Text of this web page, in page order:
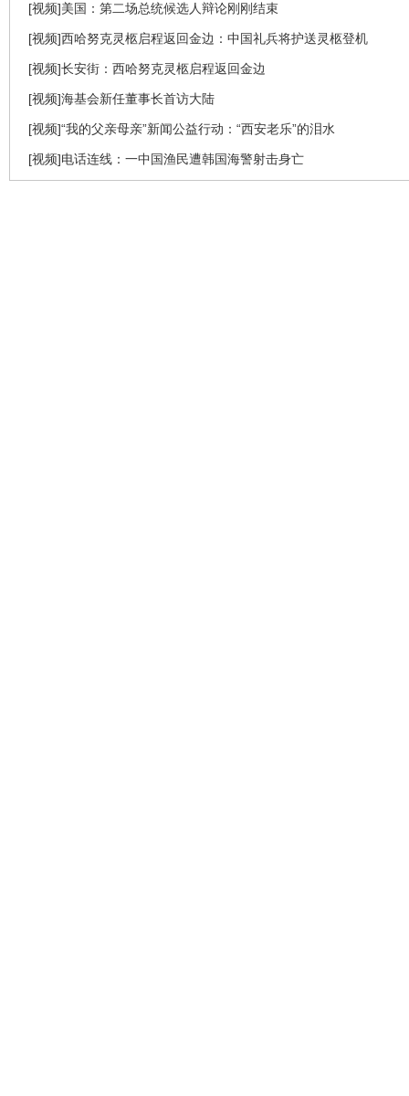
[视频]美国：第二场总统候选人辩论刚刚结束
[视频]西哈努克灵柩启程返回金边：中国礼兵将护送灵柩登机
[视频]长安街：西哈努克灵柩启程返回金边
[视频]海基会新任董事长首访大陆
[视频]“我的父亲母亲”新闻公益行动：“西安老乐”的泪水
[视频]电话连线：一中国渔民遭韩国海警射击身亡